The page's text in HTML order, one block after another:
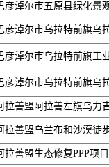
彦淖尔市五原县绿化景
彦淖尔市乌拉特前旗乌
彦淖尔市乌拉特前旗工
彦淖尔市乌拉特前旗乌
拉善盟阿拉善左旗乌力
拉善盟乌兰布和沙漠徒
拉善盟生态修复PPP项目